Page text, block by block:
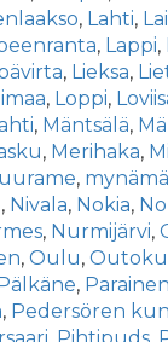
, Lahti,
, Lappi,
, Lieksa,
, Loppi,
, Mäntsälä,
, Merihaka,
,
, Nivala, Nokia,
, Nurmijärvi,
, Oulu,
, Parainen
, Pedersören
, Pihtipuds,